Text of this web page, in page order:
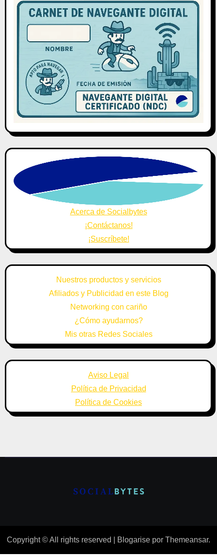
Acerca de Socialbytes
¡Contáctanos!
¡Suscríbete!
Nuestros productos y servicios
Afiliados y Publicidad en este Blog
Networking con cariño
¿Cómo ayudarnos?
Mis otras Redes Sociales
Aviso Legal
Política de Privacidad
Política de Cookies
Copyright © All rights reserved Blogarise por Themeansar.